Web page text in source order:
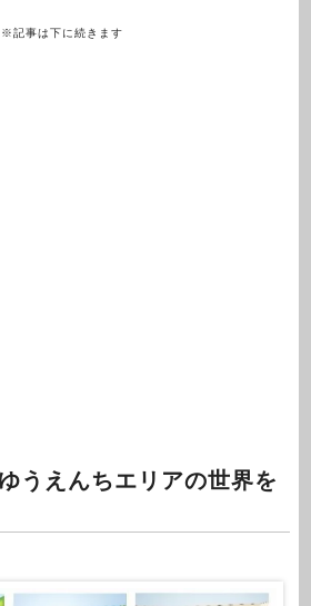
※記事は下に続きます
うえんちエリアの世界を